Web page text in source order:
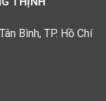
Bình, TP. Hồ Chí